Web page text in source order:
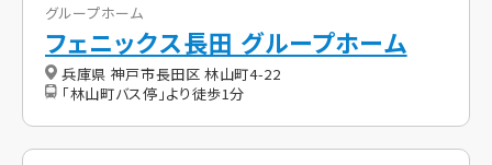
グループホーム
フェニックス長田 グループホーム
兵庫県 神戸市長田区 林山町4-22
「林山町バス停」より徒歩1分